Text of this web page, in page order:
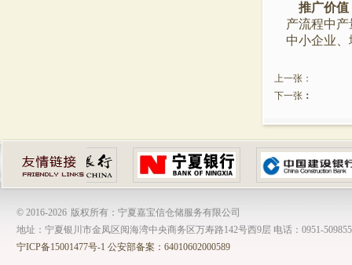
推广价值
产流程中
中小企业
上一张：
下一张 ：
© 2016-2026 版权所有：宁夏嘉宝信仓储服务有限公司
地址：宁夏银川市金凤区阅海湾中央商务区万寿路142号西9层 电话：0951-
宁ICP备15001477号-1 公安部备案：64010602000589